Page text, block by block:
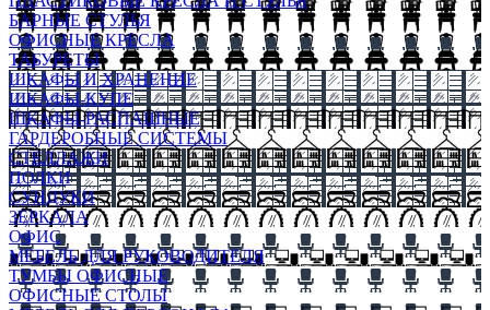
БАРНЫЕ СТУЛЬЯ
ОФИСНЫЕ КРЕСЛА
ТАБУРЕТЫ
ШКАФЫ И ХРАНЕНИЕ
ШКАФЫ-КУПЕ
ШКАФЫ-РАСПАШНЫЕ
ГАРДЕРОБНЫЕ СИСТЕМЫ
СТЕЛЛАЖИ
ПОЛКИ
СУНДУКИ
ЗЕРКАЛА
ОФИС
МЕБЕЛЬ ДЛЯ РУКОВОДИТЕЛЯ
ТУМБЫ ОФИСНЫЕ
ОФИСНЫЕ СТОЛЫ